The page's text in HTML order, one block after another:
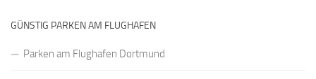
GÜNSTIG PARKEN AM FLUGHAFEN
Parken am Flughafen Dortmund